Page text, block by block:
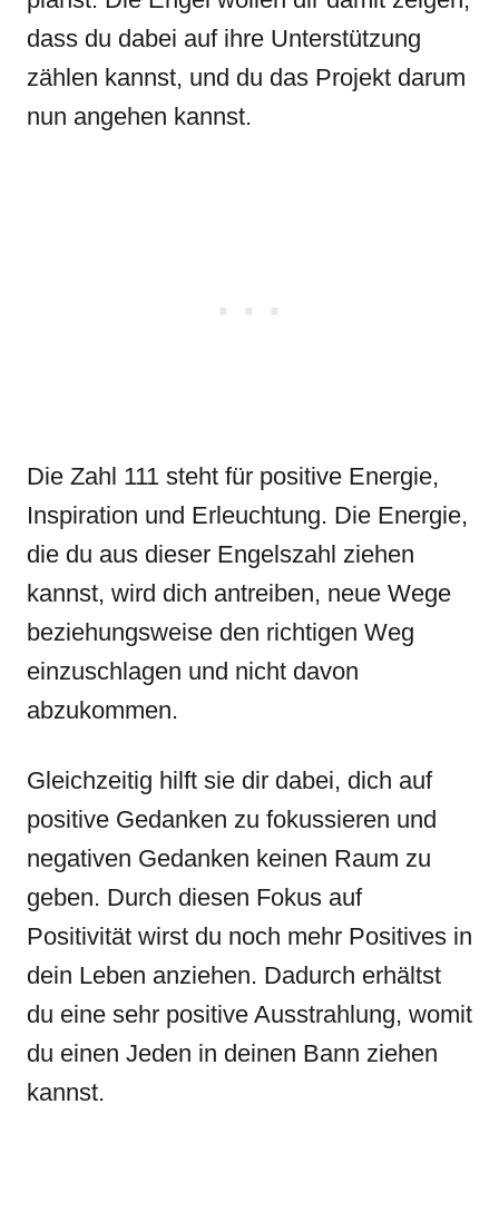
dass du dabei auf ihre Unterstützung
zählen kannst, und du das Projekt darum
nun angehen kannst.
Die Zahl 111 steht für positive Energie,
Inspiration und Erleuchtung. Die Energie,
die du aus dieser Engelszahl ziehen
kannst, wird dich antreiben, neue Wege
beziehungsweise den richtigen Weg
einzuschlagen und nicht davon
abzukommen.
Gleichzeitig hilft sie dir dabei, dich auf
positive Gedanken zu fokussieren und
negativen Gedanken keinen Raum zu
geben. Durch diesen Fokus auf
Positivität wirst du noch mehr Positives in
dein Leben anziehen. Dadurch erhältst
du eine sehr positive Ausstrahlung, womit
du einen Jeden in deinen Bann ziehen
kannst.